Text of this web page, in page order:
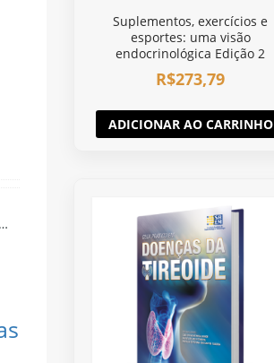
Suplementos, exercícios e
esportes: uma visão
endocrinológica Edição 2
R$273,79
ADICIONAR AO CARRINHO